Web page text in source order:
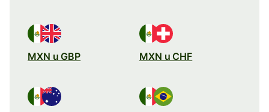
MXN u GBP MXN u CHF